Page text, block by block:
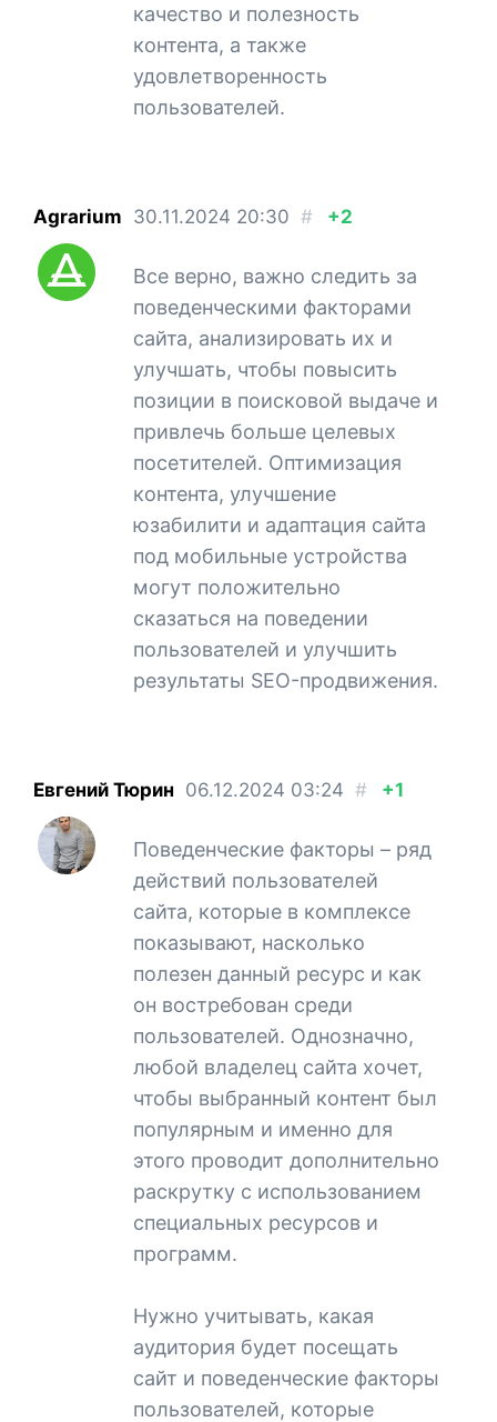
качество и полезность
контента, а также
удовлетворенность
пользователей.
Agrarium 30.11.2024 20:30 # +2
Все верно, важно следить за
поведенческими факторами
сайта, анализировать их и
улучшать, чтобы повысить
позиции в поисковой выдаче и
привлечь больше целевых
посетителей. Оптимизация
контента, улучшение
юзабилити и адаптация сайта
под мобильные устройства
могут положительно
сказаться на поведении
пользователей и улучшить
результаты SEO-продвижения.
Евгений Тюрин 06.12.2024 03:24 # +1
Поведенческие факторы – ряд
действий пользователей
сайта, которые в комплексе
показывают, насколько
полезен данный ресурс и как
он востребован среди
пользователей. Однозначно,
любой владелец сайта хочет,
чтобы выбранный контент был
популярным и именно для
этого проводит дополнительно
раскрутку с использованием
специальных ресурсов и
программ.
Нужно учитывать, какая
аудитория будет посещать
сайт и поведенческие факторы
пользователей, которые